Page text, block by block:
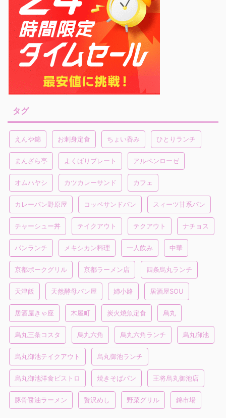
タグ
えんや錦 お刺身定食 ちょい呑み ひとりランチ
まんざら亭 よくばりプレート アルペンローゼ
オムハヤシ カツカレーサンド カフェ
カレーパン野原屋 コッペサンドパン スィーツ甘系パン
チャーシュー丼 テイクアウト テクアウト ナチョス
パンランチ メキシカン料理 一人飲み 中華
京都ポークグリル 京都ラーメン店 四条烏丸ランチ
天津飯 天然酵母パン屋 姉小路 居酒屋SOU
居酒屋きゃ座 木屋町 炭火焼魚定食 烏丸
烏丸三条コスタ 烏丸六角 烏丸六角ランチ 烏丸御池
烏丸御池テイクアウト 烏丸御池ランチ
烏丸御池洋食ビストロ 焼きそばパン 王将烏丸御池店
豚骨醤油ラーメン 贅沢めし 野菜グリル 錦市場